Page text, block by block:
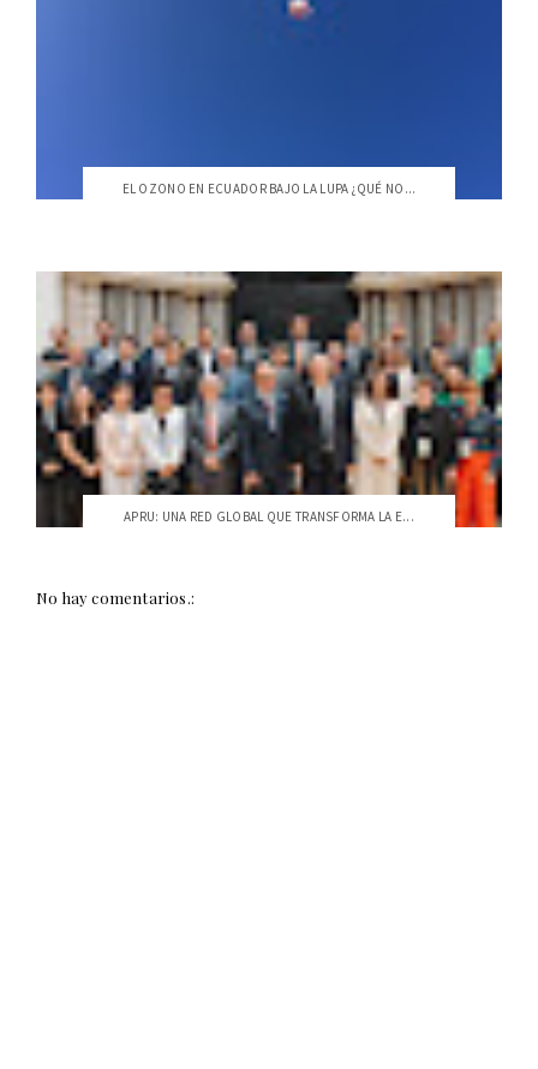
EL OZONO EN ECUADOR BAJO LA LUPA ¿QUÉ NO...
APRU: UNA RED GLOBAL QUE TRANSFORMA LA E...
No hay comentarios.: